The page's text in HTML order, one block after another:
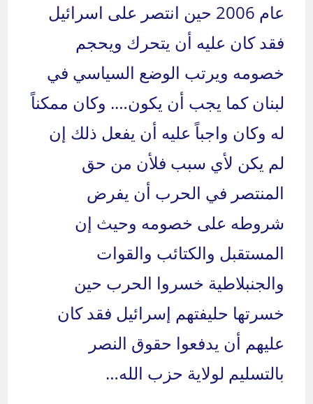
عام 2006 حين انتصر على اسرائيل
فقد كان عليه أن يتحرك ويحجم
خصومه ويرتب الوضع السياسي في
لبنان كما يجب أن يكون…. وكان ممكناً
له وكان واجباً عليه أن يفعل ذلك إن
لم يكن لأي سبب فلأن من حق
المنتصر في الحرب أن يفرض
شروطه على خصومه وحيث إن
المستقبل والكتائب والقوات
والجنبلاطية خسروا الحرب حين
خسرتها حليفتهم إسرائيل فقد كان
عليهم أن يدفعوا حقوق النصر
بالتسليم لولاية حزب الله…